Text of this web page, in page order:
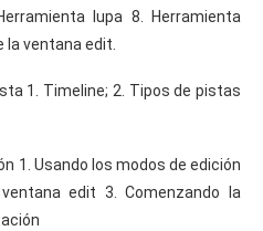
lupa 8. Herramienta
la ventana edit.
1. Timeline; 2. Tipos de pistas
1. Usando los modos de edición
edit 3. Comenzando la